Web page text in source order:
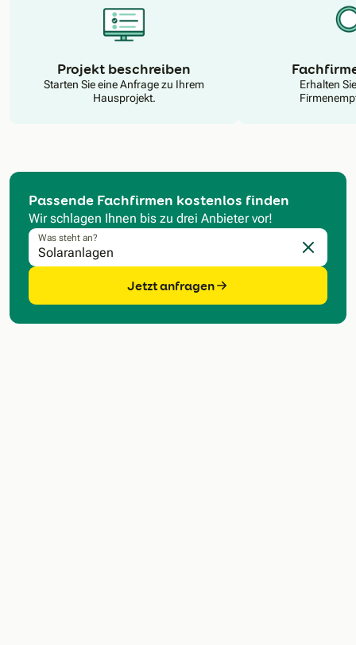
Projekt beschreiben
Starten Sie eine Anfrage zu Ihrem
Hausprojekt.
Erhalten
Passende Fachfirmen kostenlos finden
Wir schlagen Ihnen bis zu drei Anbieter vor!
Was steht an?
Eingabe
Jetzt anfragen